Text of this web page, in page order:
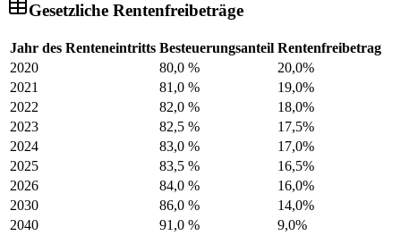
Gesetzliche Rentenfreibeträge
Jahr des Renteneintritts Besteuerungsanteil Rentenfreibetrag
2020
80,0 % 20,0%
2021
81,0 % 19,0%
2022
82,0 % 18,0%
2023
82,5 % 17,5%
2024
83,0 % 17,0%
2025
83,5 % 16,5%
2026
84,0 % 16,0%
2030
86,0 % 14,0%
2040
91,0 % 9,0%